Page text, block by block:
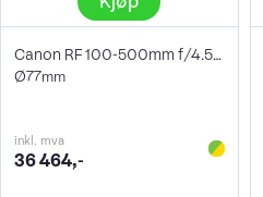
Canon RF 100-500mm f/4.5-7.1 L IS USM
Ø77mm
inkl. mva
36 464,-